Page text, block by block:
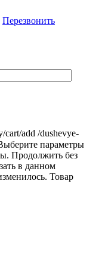
Перезвонить
cart/add /dushevye-
параметры
Продолжить без
в данном
Товар